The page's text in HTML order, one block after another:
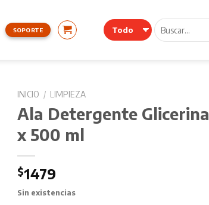
SOPORTE
Buscar
por:
INICIO / LIMPIEZA
Ala Detergente Glicerina
x 500 ml
$1479
Sin existencias